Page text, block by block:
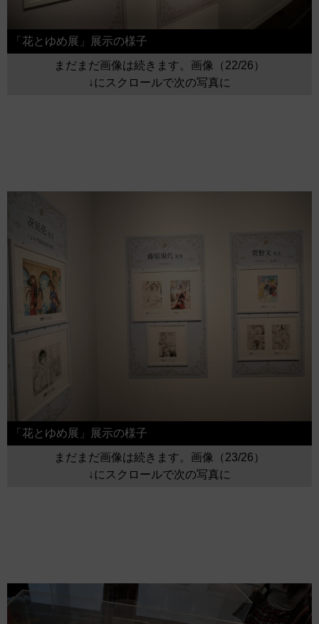
「花とゆめ展」展示の様子
まだまだ画像は続きます。画像（22/26）
↓にスクロールで次の写真に
「花とゆめ展」展示の様子
まだまだ画像は続きます。画像（23/26）
↓にスクロールで次の写真に